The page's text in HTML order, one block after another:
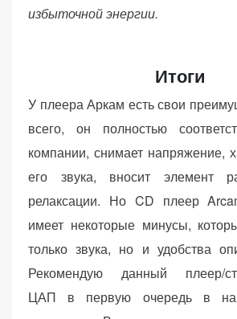
избыточной энергии.
Итоги
У плеера Аркам есть свои
всего, он полностью
компании, снимает напряжение,
его звука, вносит элемент
релаксации. Но CD плеер
имеет некоторые минусы,
только звука, но и удобства
Рекомендую данный плеер/
ЦАП в первую очередь в